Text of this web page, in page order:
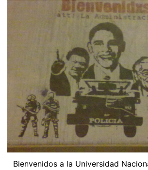
Bienvenidos a la Universidad